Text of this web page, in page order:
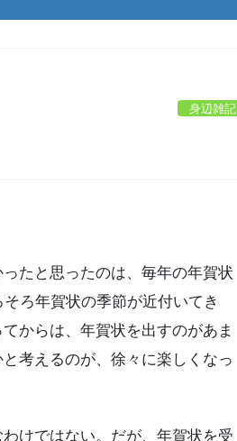
身辺雑記
たと思ったのは、毎年の年賀状
ろ年賀状の季節が近付いてき
からは、年賀状を出すのがあま
考えるのが、徐々に楽しくなっ
けではない。だが、年賀状を受